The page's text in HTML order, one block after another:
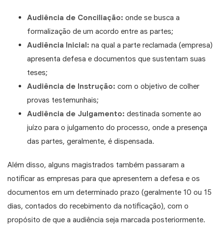
Audiência de Conciliação: onde se busca a
formalização de um acordo entre as partes;
Audiência Inicial: na qual a parte reclamada (empresa)
apresenta defesa e documentos que sustentam suas
teses;
Audiência de Instrução: com o objetivo de colher
provas testemunhais;
Audiência de Julgamento: destinada somente ao
juízo para o julgamento do processo, onde a presença
das partes, geralmente, é dispensada.
Além disso, alguns magistrados também passaram a
notificar as empresas para que apresentem a defesa e os
documentos em um determinado prazo (geralmente 10 ou 15
dias, contados do recebimento da notificação), com o
propósito de que a audiência seja marcada posteriormente.